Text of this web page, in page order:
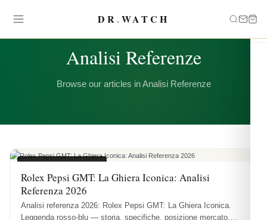
DR.WATCH
Analisi Referenze
Browse our articles in Analisi Referenze
Rolex Pepsi GMT: La Ghiera Iconica: Analisi
Referenza 2026
Analisi referenza 2026: Rolex Pepsi GMT: La Ghiera Iconica.
Leggenda rosso-blu — storia, specifiche, posizione mercato,